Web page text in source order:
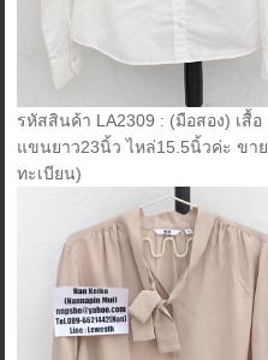
รหัสสินค้า LA2309 : (มือสอง) เสื้
แขนยาว23นิ้ว ไหล่15.5นิ้วค่ะ ขา
ทะเบียน)